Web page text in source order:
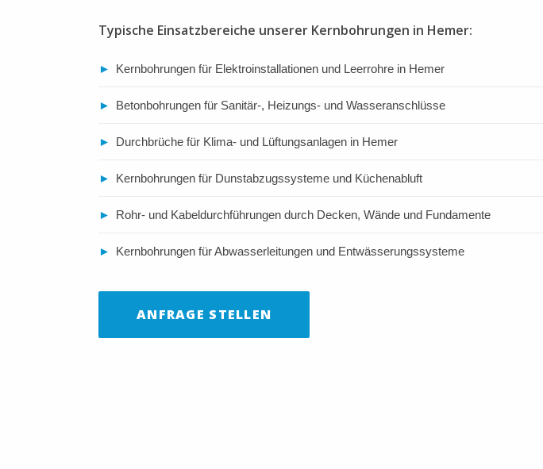
Typische Einsatzbereiche unserer Kernbohrungen in Hemer:
► Kernbohrungen für Elektroinstallationen und Leerrohre in Hemer
► Betonbohrungen für Sanitär-, Heizungs- und Wasseranschlüsse
► Durchbrüche für Klima- und Lüftungsanlagen in Hemer
► Kernbohrungen für Dunstabzugssysteme und Küchenabluft
► Rohr- und Kabeldurchführungen durch Decken, Wände und Fundamente
► Kernbohrungen für Abwasserleitungen und Entwässerungssysteme
ANFRAGE STELLEN